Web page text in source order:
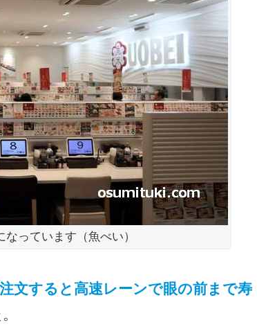
っています（魚べい）
文すると高速レーンで眼の前まで寿